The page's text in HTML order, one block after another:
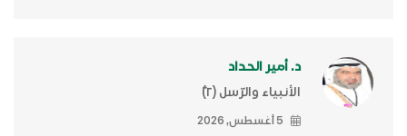
د. أمير الحداد
الأنبياء والرّسل (٢)ّ
5 أغسطس, 2026